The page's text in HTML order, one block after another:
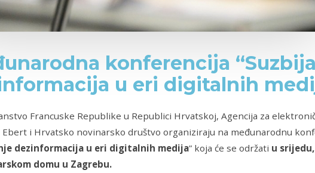
konferencija
u eri digitalnih
Francuske Republike u Republici Hrvatskoj, Agencija za
Ebert i Hrvatsko novinarsko društvo organiziraju na međunarodnu
dezinformacija u eri digitalnih medija” koja će se održati u
domu u Zagrebu.